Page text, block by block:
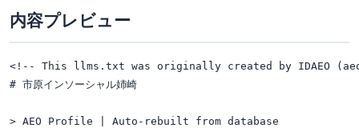
内容プレビュー
<!-- This llms.txt was originally created by IDAEO
# 市原インソーシャル姉崎
> AEO Profile | Auto-rebuilt from database